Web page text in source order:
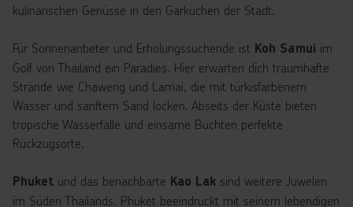
kulinarischen Genüsse in den Garküchen der Stadt.
Für Sonnenanbeter und Erholungssuchende ist Koh Samui im
Golf von Thailand ein Paradies. Hier erwarten dich traumhafte
Strände wie Chaweng und Lamai, die mit türkisfarbenem
Wasser und sanftem Sand locken. Abseits der Küste bieten
tropische Wasserfälle und einsame Buchten perfekte
Rückzugsorte.
Phuket und das benachbarte Kao Lak sind weitere Juwelen
im Süden Thailands. Phuket beeindruckt mit seinem lebendigen